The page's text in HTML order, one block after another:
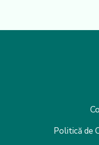
Politică de